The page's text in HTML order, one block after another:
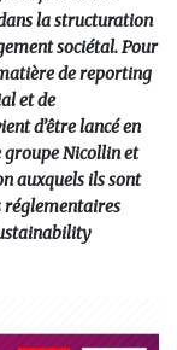
la structuration
sociétal. Pour
de reporting
et de
d’être lancé en
groupe Nicollin et
auxquels ils sont
réglementaires